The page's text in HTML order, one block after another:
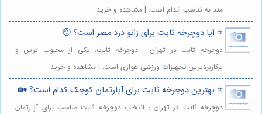
مند به تناسب اندام است. | مشاهده و خرید
⭐️ آیا دوچرخه ثابت برای زانو درد مضر است؟ 🤕
دوچرخه ثابت در تهران - دوچرخه ثابت، یکی از محبوب ترین و
پرکاربردترین تجهیزات ورزشی هوازی است. | مشاهده و خرید
⭐️ بهترین دوچرخه ثابت برای آپارتمان کوچک کدام است؟ 🏡
دوچرخه ثابت در تهران - انتخاب دوچرخه ثابت مناسب برای آپارتمان